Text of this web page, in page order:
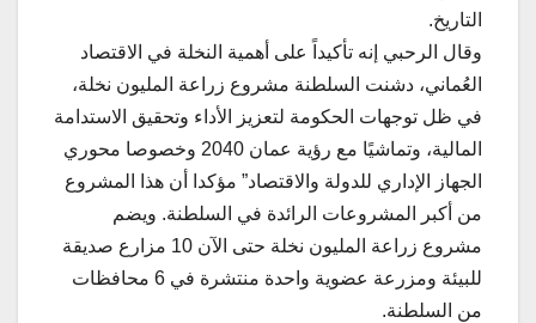
التاريخ.
وقال الرحبي إنه تأكيداً على أهمية النخلة في الاقتصاد
العُماني، دشنت السلطنة مشروع زراعة المليون نخلة،
في ظل توجهات الحكومة لتعزيز الأداء وتحقيق الاستدامة
المالية، وتماشيًا مع رؤية عمان 2040 وخصوصا محوري
الجهاز الإداري للدولة والاقتصاد” مؤكدا أن هذا المشروع
من أكبر المشروعات الرائدة في السلطنة. ويضم
مشروع زراعة المليون نخلة حتى الآن 10 مزارع صديقة
للبيئة ومزرعة عضوية واحدة منتشرة في 6 محافظات
من السلطنة.